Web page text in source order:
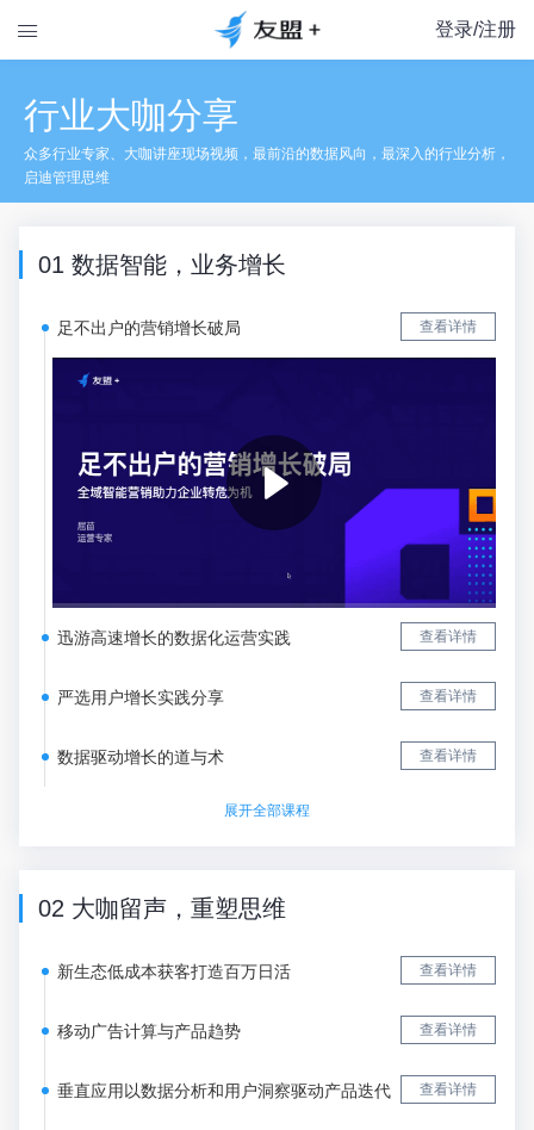
 登录/注册
行业大咖分享
众多行业专家、大咖讲座现场视频，最前沿的数据风向，最深入的行业分析，
启迪管理思维
01 数据智能，业务增长
查看详情
足不出户的营销增长破局
查看详情
迅游高速增长的数据化运营实践
查看详情
严选用户增长实践分享
查看详情
数据驱动增长的道与术
展开全部课程
02 大咖留声，重塑思维
查看详情
新生态低成本获客打造百万日活
查看详情
移动广告计算与产品趋势
查看详情
垂直应用以数据分析和用户洞察驱动产品迭代